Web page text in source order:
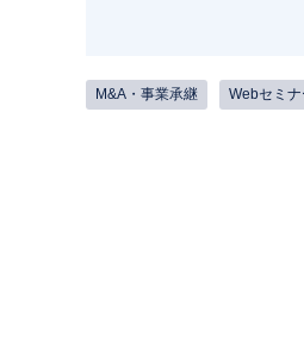
M&A・事業承継 Webセミナ